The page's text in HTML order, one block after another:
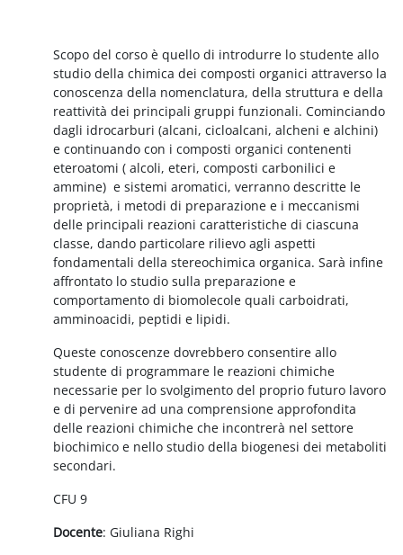
Scopo del corso è quello di introdurre lo studente allo
studio della chimica dei composti organici attraverso la
conoscenza della nomenclatura, della struttura e della
reattività dei principali gruppi funzionali. Cominciando
dagli idrocarburi (alcani, cicloalcani, alcheni e alchini)
e continuando con i composti organici contenenti
eteroatomi ( alcoli, eteri, composti carbonilici e
ammine) e sistemi aromatici, verranno descritte le
proprietà, i metodi di preparazione e i meccanismi
delle principali reazioni caratteristiche di ciascuna
classe, dando particolare rilievo agli aspetti
fondamentali della stereochimica organica. Sarà infine
affrontato lo studio sulla preparazione e
comportamento di biomolecole quali carboidrati,
amminoacidi, peptidi e lipidi.
Queste conoscenze dovrebbero consentire allo
studente di programmare le reazioni chimiche
necessarie per lo svolgimento del proprio futuro lavoro
e di pervenire ad una comprensione approfondita
delle reazioni chimiche che incontrerà nel settore
biochimico e nello studio della biogenesi dei metaboliti
secondari.
CFU 9
Docente: Giuliana Righi